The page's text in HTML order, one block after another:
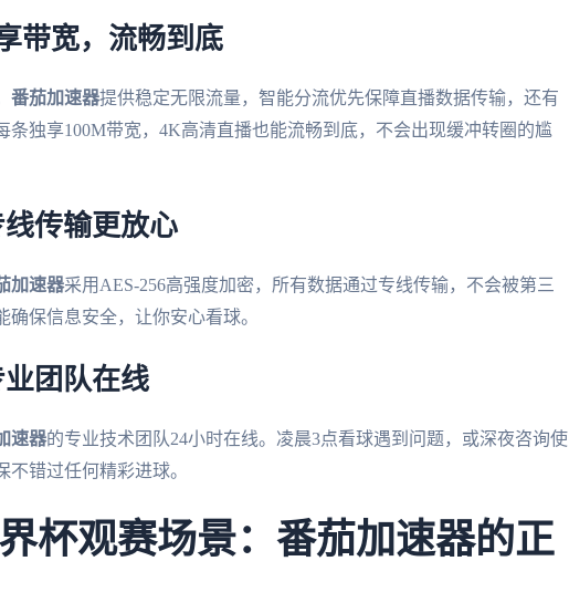
带宽，流畅到底
番茄加速器提供稳定无限流量，智能分流优先保障直播数据传输，还有
条独享100M带宽，4K高清直播也能流畅到底，不会出现缓冲转圈的尴
传输更放心
加速器采用AES-256高强度加密，所有数据通过专线传输，不会被第三
保信息安全，让你安心看球。
团队在线
速器的专业技术团队24小时在线。凌晨3点看球遇到问题，或深夜咨询使
错过任何精彩进球。
杯观赛场景：番茄加速器的正